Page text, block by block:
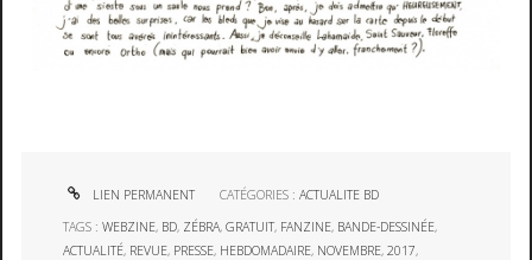
LIEN PERMANENT CATÉGORIES :ACTUALITE BD
TAGS :WEBZINE, BD, ZÉBRA,GRATUIT, FANZINE, BANDE-DESSINÉE,
ACTUALITÉ, REVUE, PRESSE, HEBDOMADAIRE, NOVEMBRE,2017,